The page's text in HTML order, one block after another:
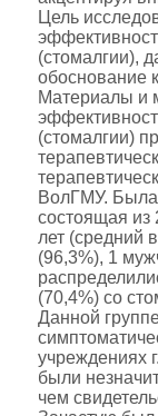
Цель
(стомалгии),
обоснование
Материалы и
(стомалгии)
ВолГМУ. Была
состоящая из
лет (средний
(96,3%), 1
(70,4%) со
Данной
учреждениях
были
чем